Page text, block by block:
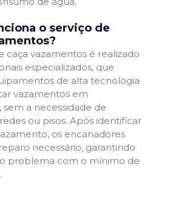
o serviço de
caça vazamentos é realizado
especializados, que
de alta tecnologia
vazamentos em
a necessidade de
ou pisos. Após identificar
os encanadores
necessário, garantindo
problema com o mínimo de